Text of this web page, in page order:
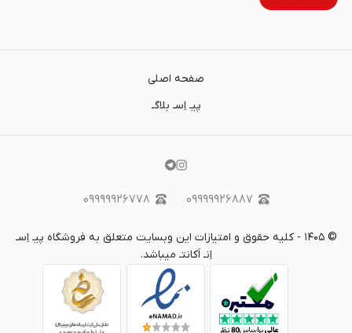
صفحه اصلی
پیـ اِسـ بلاگـ
۰۹۹۹۹۹۲۶۸۸۷ ۰۹۹۹۹۹۲۶۷۷۸
©۱۴۰۵ - کلیه حقوق و امتیازات این وبسایت متعلق به فروشگاه پیـ اِسـ
اِنـ اَکانتـ میباشد.